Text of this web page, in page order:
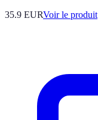
35.9 EURVoir le produit